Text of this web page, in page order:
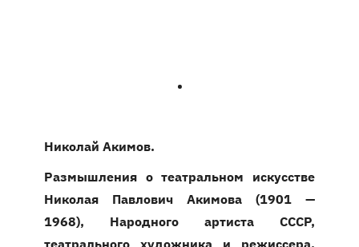
•
Николай Акимов.
Размышления о театральном искусстве
Николая Павлович Акимова (1901 —
1968), Народного артиста СССР,
театрального художника и режиссера,